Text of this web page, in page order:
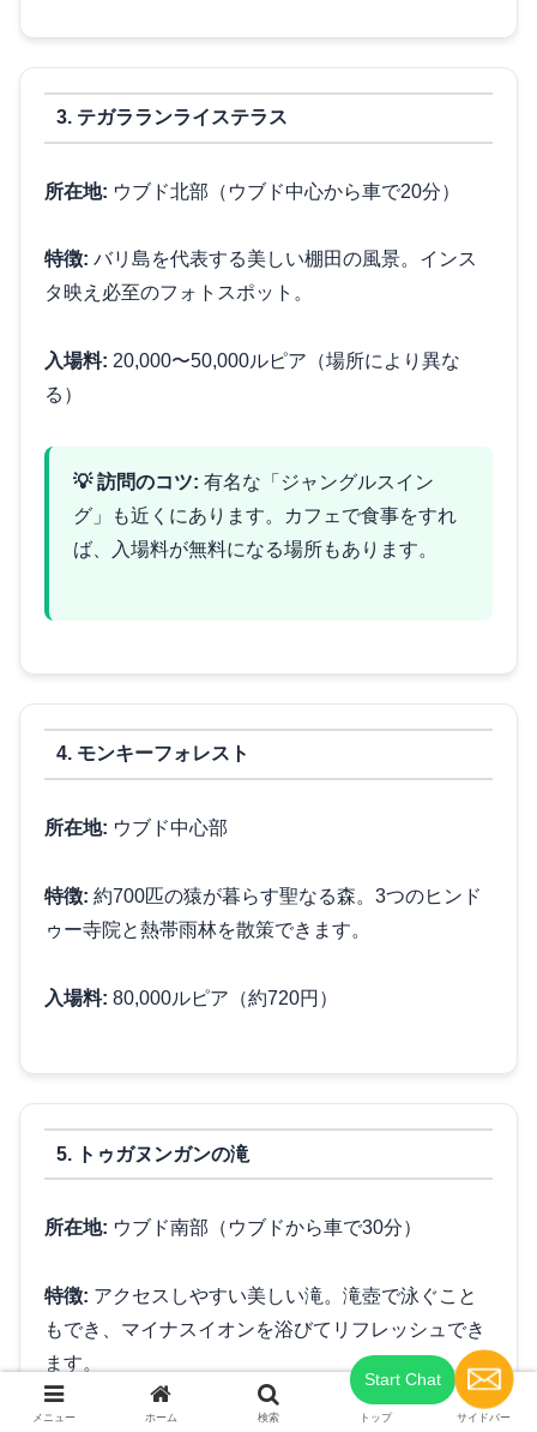
3. テガラランライステラス
所在地: ウブド北部（ウブド中心から車で20分）
特徴: バリ島を代表する美しい棚田の風景。インス
タ映え必至のフォトスポット。
入場料: 20,000〜50,000ルピア（場所により異な
る）
💡 訪問のコツ: 有名な「ジャングルスイン
グ」も近くにあります。カフェで食事をすれ
ば、入場料が無料になる場所もあります。
4. モンキーフォレスト
所在地: ウブド中心部
特徴: 約700匹の猿が暮らす聖なる森。3つのヒンド
ゥー寺院と熱帯雨林を散策できます。
入場料: 80,000ルピア（約720円）
5. トゥガヌンガンの滝
所在地: ウブド南部（ウブドから車で30分）
特徴: アクセスしやすい美しい滝。滝壺で泳ぐこと
もでき、マイナスイオンを浴びてリフレッシュでき
ます。
メニュー ホーム 検索 トップ サイドバー